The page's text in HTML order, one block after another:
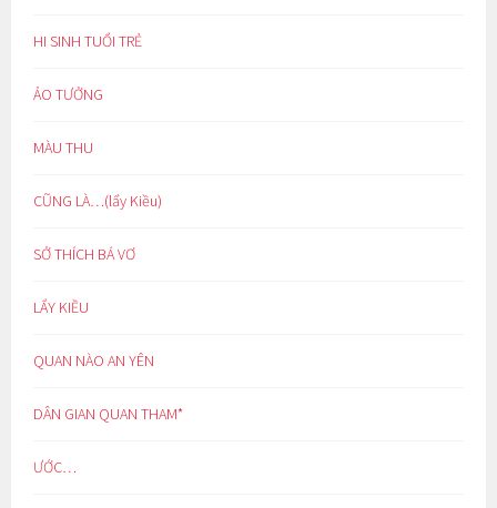
HI SINH TUỔI TRẺ
ẢO TƯỞNG
MÀU THU
CŨNG LÀ…(lẩy Kiều)
SỞ THÍCH BÁ VƠ
LẨY KIỀU
QUAN NÀO AN YÊN
DÂN GIAN QUAN THAM*
ƯỚC…